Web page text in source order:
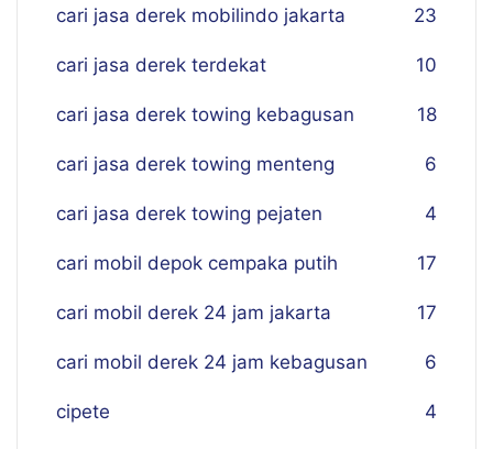
cari jasa derek mobilindo jakarta 23
cari jasa derek terdekat 10
cari jasa derek towing kebagusan 18
cari jasa derek towing menteng 6
cari jasa derek towing pejaten 4
cari mobil depok cempaka putih 17
cari mobil derek 24 jam jakarta 17
cari mobil derek 24 jam kebagusan 6
cipete 4